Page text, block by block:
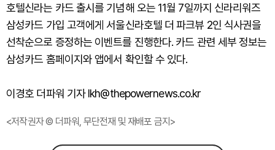
호텔신라는 카드 출시를 기념해 오는 11월 7일까지 신라리워즈
삼성카드 가입 고객에게 서울신라호텔 더 파크뷰 2인 식사권을
선착순으로 증정하는 이벤트를 진행한다. 카드 관련 세부 정보는
삼성카드 홈페이지와 앱에서 확인할 수 있다.
이경호 더파워 기자 lkh@thepowernews.co.kr
<저작권자 © 더파워, 무단전재 및 재배포 금지>